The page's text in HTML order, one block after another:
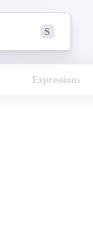
S
Expressions